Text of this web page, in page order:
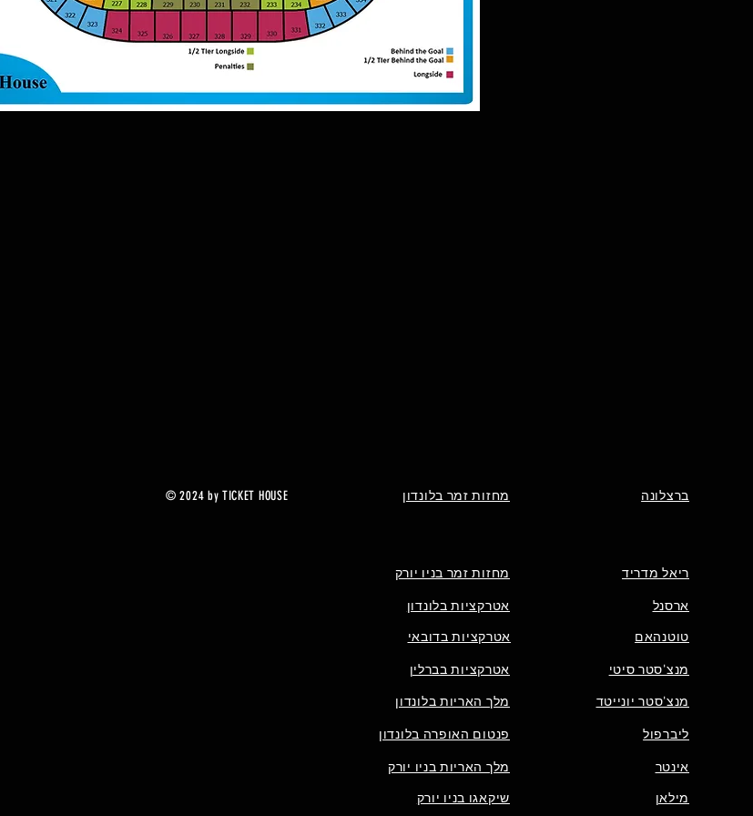
© 2024 by TICKET HOUSE מחזות זמר בלונדון ברצלונה
מחזות זמר בניו יורק
אטרקציות בלונדון
אטרקציות בדובאי
אטרקציות בברלין
מלך האריות בלונדון
פנטום האופרה בלונדון
מלך האריות בניו יורק
שיקאגו בניו יורק
ריאל מדריד
ארסנל
טוטנהאם
מנצ'סטר סיטי
מנצ'סטר יונייטד
ליברפול
אינטר
מילאן